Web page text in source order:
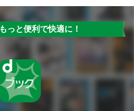
っと便利で快適に！